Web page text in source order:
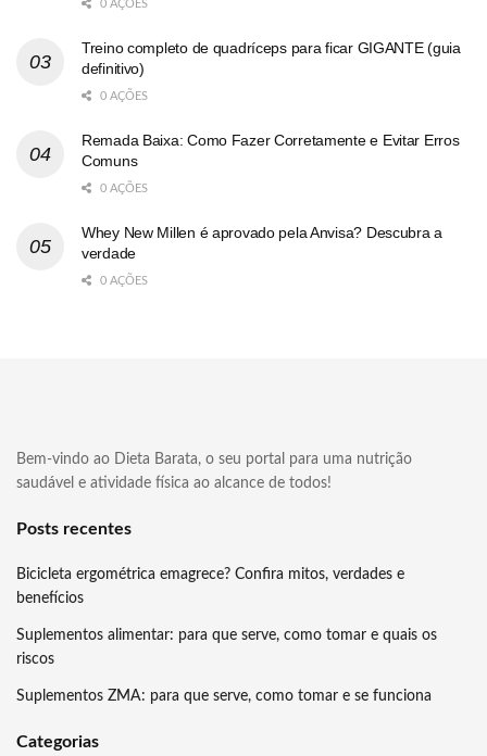
0 AÇÕES
Treino completo de quadríceps para ficar GIGANTE (guia
definitivo)
0 AÇÕES
Remada Baixa: Como Fazer Corretamente e Evitar Erros
Comuns
0 AÇÕES
Whey New Millen é aprovado pela Anvisa? Descubra a
verdade
0 AÇÕES
Bem-vindo ao Dieta Barata, o seu portal para uma nutrição
saudável e atividade física ao alcance de todos!
Posts recentes
Bicicleta ergométrica emagrece? Confira mitos, verdades e
benefícios
Suplementos alimentar: para que serve, como tomar e quais os
riscos
Suplementos ZMA: para que serve, como tomar e se funciona
Categorias